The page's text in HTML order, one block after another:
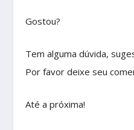
Gostou?
Tem alguma dúvida,
Por favor deixe seu
Até a próxima!